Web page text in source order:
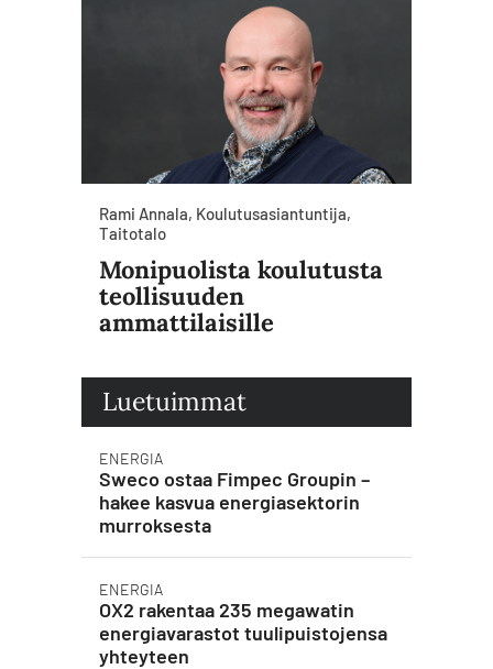
Rami Annala, Koulutusasiantuntija,
Taitotalo
Monipuolista koulutusta
teollisuuden
ammattilaisille
Luetuimmat
ENERGIA
Sweco ostaa Fimpec Groupin –
hakee kasvua energiasektorin
murroksesta
ENERGIA
OX2 rakentaa 235 megawatin
energiavarastot tuulipuistojensa
yhteyteen